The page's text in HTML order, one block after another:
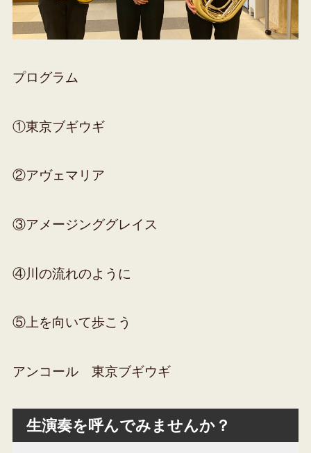
プログラム
①東京ブギウギ
②アヴェマリア
③アメージンググレイス
④川の流れのように
⑤上を向いて歩こう
アンコール 東京ブギウギ
生演奏を呼んでみませんか？